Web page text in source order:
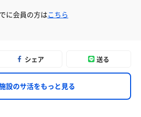
に会員の方はこちら
シェア 送る
設のサ活をもっと見る